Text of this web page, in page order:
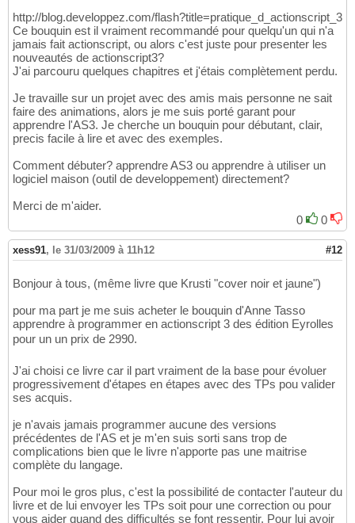
http://blog.developpez.com/flash?title=pratique_d_actionscript_3
Ce bouquin est il vraiment recommandé pour quelqu'un qui n'a
jamais fait actionscript, ou alors c'est juste pour presenter les
nouveautés de actionscript3?
J'ai parcouru quelques chapitres et j'étais complètement perdu.
Je travaille sur un projet avec des amis mais personne ne sait
faire des animations, alors je me suis porté garant pour
apprendre l'AS3. Je cherche un bouquin pour débutant, clair,
precis facile à lire et avec des exemples.
Comment débuter? apprendre AS3 ou apprendre à utiliser un
logiciel maison (outil de developpement) directement?
Merci de m'aider.
0
0
xess91, le 31/03/2009 à 11h12 #12
Bonjour à tous, (même livre que Krusti "cover noir et jaune")
pour ma part je me suis acheter le bouquin d'Anne Tasso
apprendre à programmer en actionscript 3 des édition Eyrolles
pour un un prix de 2990.
J'ai choisi ce livre car il part vraiment de la base pour évoluer
progressivement d'étapes en étapes avec des TPs pou valider
ses acquis.
je n'avais jamais programmer aucune des versions
précédentes de l'AS et je m'en suis sorti sans trop de
complications bien que le livre n'apporte pas une maitrise
complète du langage.
Pour moi le gros plus, c'est la possibilité de contacter l'auteur du
livre et de lui envoyer les TPs soit pour une correction ou pour
vous aider quand des difficultés se font ressentir. Pour lui avoir